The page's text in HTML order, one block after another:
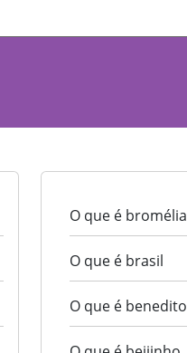
O que é bromélia
O que é brasil
O que é benedito